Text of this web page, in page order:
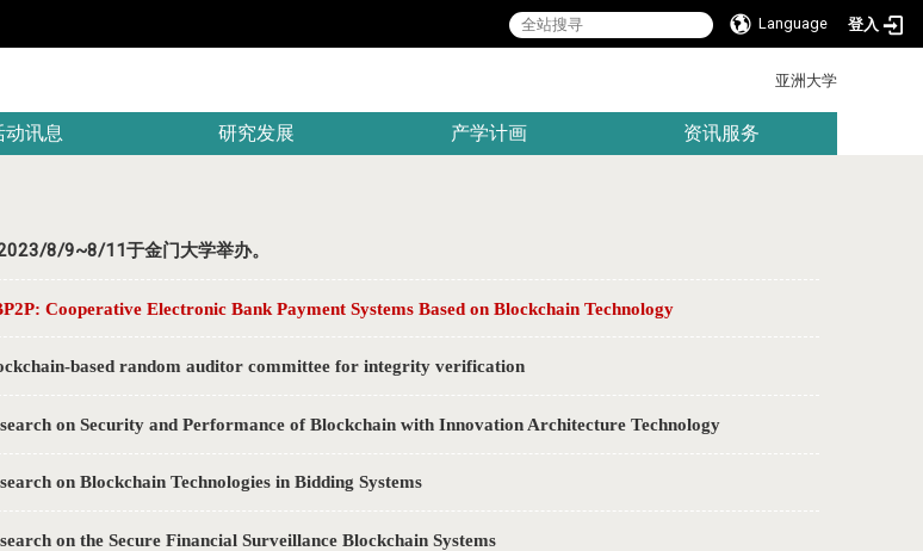
Language 登入
亚洲大学
动讯息 研究发展 产学计画 资讯服务
8/9~8/11于金门大学举办。
Cooperative Electronic Bank Payment Systems Based on Blockchain Technology
based random auditor committee for integrity verification
on Security and Performance of Blockchain with Innovation Architecture Technology
on Blockchain Technologies in Bidding Systems
on the Secure Financial Surveillance Blockchain Systems